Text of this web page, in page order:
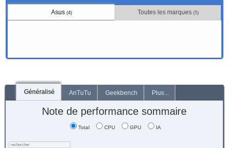
Asus (4) Toutes les marques (5)
Généralisé AnTuTu Geekbench Plus...
Note de performance sommaire
Total CPU GPU IA